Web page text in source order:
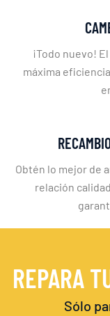
¡Todo nuevo!
máxima
Obtén lo mejor de
relación
REPARA
Sólo